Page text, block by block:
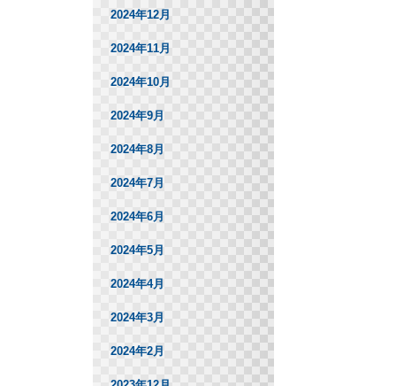
2024年12月
2024年11月
2024年10月
2024年9月
2024年8月
2024年7月
2024年6月
2024年5月
2024年4月
2024年3月
2024年2月